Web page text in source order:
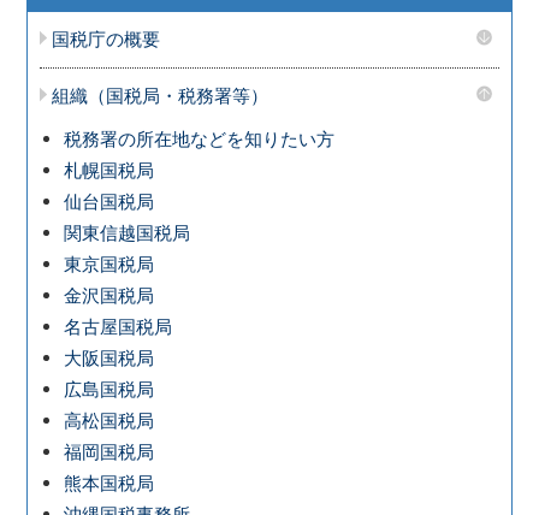
国税庁の概要
組織（国税局・税務署等）
税務署の所在地などを知りたい方
札幌国税局
仙台国税局
関東信越国税局
東京国税局
金沢国税局
名古屋国税局
大阪国税局
広島国税局
高松国税局
福岡国税局
熊本国税局